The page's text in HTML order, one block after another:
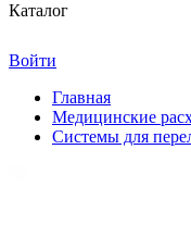
Каталог
Войти
Главная
Медицинские
Системы для